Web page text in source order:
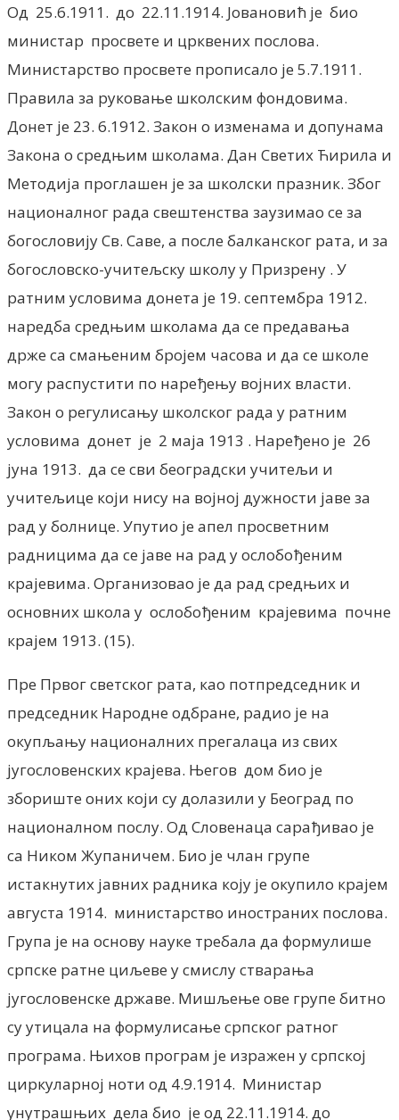
Од 25.6.1911. до 22.11.1914. Јовановић је био
министар просвете и црквених послова.
Министарство просвете прописало је 5.7.1911.
Правила за руковање школским фондовима.
Донет је 23. 6.1912. Закон о изменама и допунама
Закона о средњим школама. Дан Светих Ћирила и
Методија проглашен је за школски празник. Због
националног рада свештенства заузимао се за
богословију Св. Саве, а после балканског рата, и за
богословско-учитељску школу у Призрену . У
ратним условима донета је 19. септембра 1912.
наредба средњим школама да се предавања
држе са смањеним бројем часова и да се школе
могу распустити по наређењу војних власти.
Закон о регулисању школског рада у ратним
условима донет је 2 маја 1913 . Наређено је 26
јуна 1913. да се сви београдски учитељи и
учитељице који нису на војној дужности јаве за
рад у болнице. Упутио је апел просветним
радницима да се јаве на рад у ослобођеним
крајевима. Организовао је да рад средњих и
основних школа у ослобођеним крајевима почне
крајем 1913. (15).
Пре Првог светског рата, као потпредседник и
председник Народне одбране, радио је на
окупљању националних прегалаца из свих
југословенских крајева. Његов дом био је
збориште оних који су долазили у Београд по
националном послу. Од Словенаца сарађивао је
са Ником Жупаничем. Био је члан групе
истакнутих јавних радника коју је окупило крајем
августа 1914. министарство иностраних послова.
Група је на основу науке требала да формулише
српске ратне циљеве у смислу стварања
југословенске државе. Мишљење ове групе битно
су утицала на формулисање српског ратног
програма. Њихов програм је изражен у српској
циркуларној ноти од 4.9.1914. Министар
унутрашњих дела био је од 22.11.1914. до